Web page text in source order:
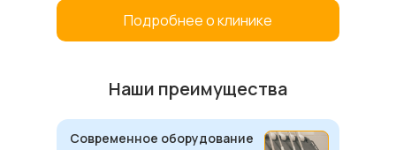
Подробнее о клинике
Наши преимущества
Современное оборудование